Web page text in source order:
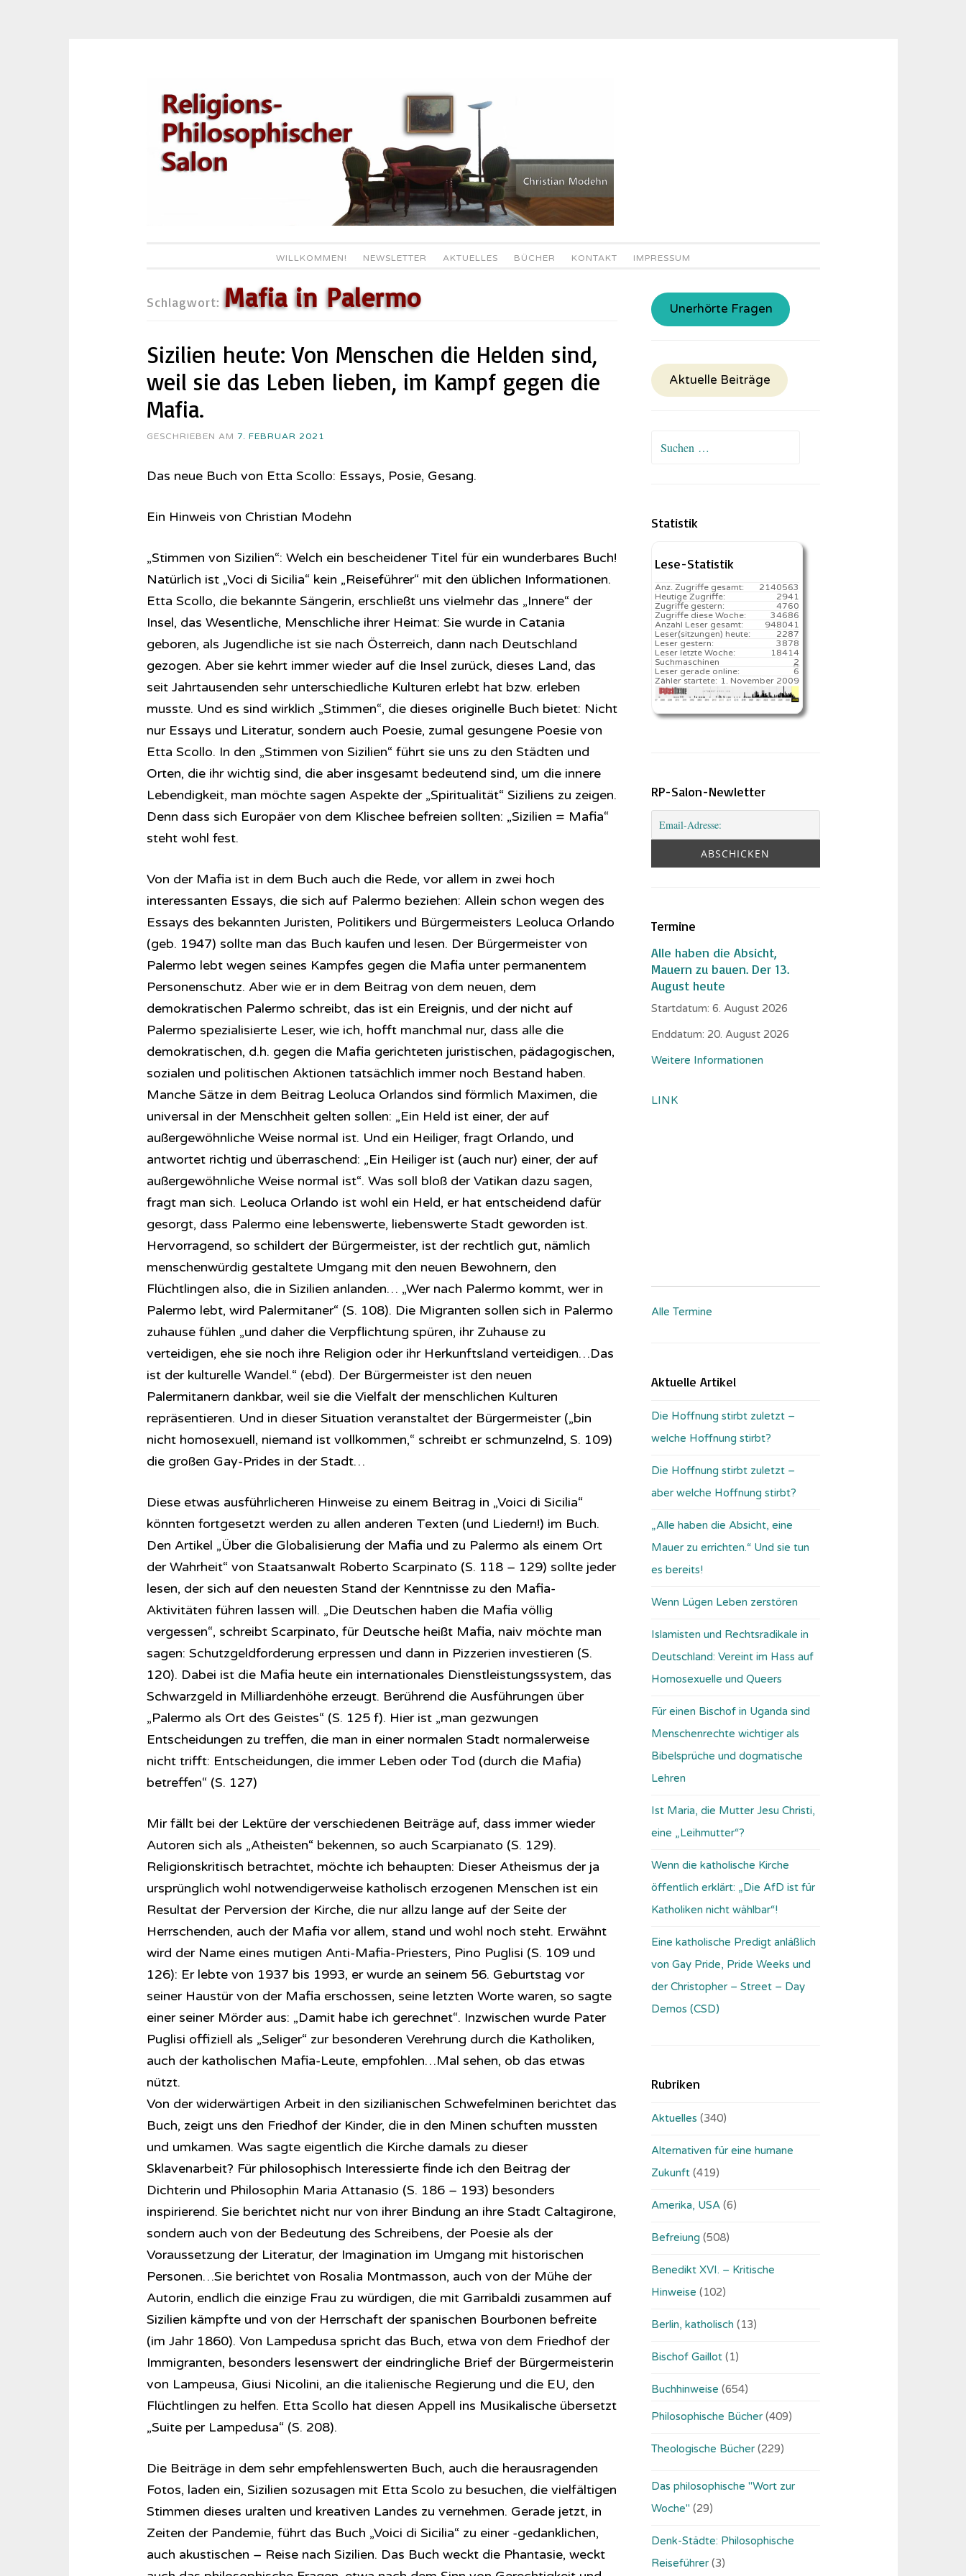
Inhalt
springen
WILLKOMMEN! NEWSLETTER AKTUELLES BÜCHER KONTAKT IMPRESSUM
Schlagwort: Mafia in Palermo
Sizilien heute: Von Menschen die Helden sind,
weil sie das Leben lieben, im Kampf gegen die
Mafia.
GESCHRIEBEN AM 7. FEBRUAR 2021
Das neue Buch von Etta Scollo: Essays, Posie, Gesang.
Ein Hinweis von Christian Modehn
„Stimmen von Sizilien“: Welch ein bescheidener Titel für ein wunderbares Buch!
Natürlich ist „Voci di Sicilia“ kein „Reiseführer“ mit den üblichen Informationen.
Etta Scollo, die bekannte Sängerin, erschließt uns vielmehr das „Innere“ der
Insel, das Wesentliche, Menschliche ihrer Heimat: Sie wurde in Catania
geboren, als Jugendliche ist sie nach Österreich, dann nach Deutschland
gezogen. Aber sie kehrt immer wieder auf die Insel zurück, dieses Land, das
seit Jahrtausenden sehr unterschiedliche Kulturen erlebt hat bzw. erleben
musste. Und es sind wirklich „Stimmen“, die dieses originelle Buch bietet: Nicht
nur Essays und Literatur, sondern auch Poesie, zumal gesungene Poesie von
Etta Scollo. In den „Stimmen von Sizilien“ führt sie uns zu den Städten und
Orten, die ihr wichtig sind, die aber insgesamt bedeutend sind, um die innere
Lebendigkeit, man möchte sagen Aspekte der „Spiritualität“ Siziliens zu zeigen.
Denn dass sich Europäer von dem Klischee befreien sollten: „Sizilien = Mafia“
steht wohl fest.
Von der Mafia ist in dem Buch auch die Rede, vor allem in zwei hoch
interessanten Essays, die sich auf Palermo beziehen: Allein schon wegen des
Essays des bekannten Juristen, Politikers und Bürgermeisters Leoluca Orlando
(geb. 1947) sollte man das Buch kaufen und lesen. Der Bürgermeister von
Palermo lebt wegen seines Kampfes gegen die Mafia unter permanentem
Personenschutz. Aber wie er in dem Beitrag von dem neuen, dem
demokratischen Palermo schreibt, das ist ein Ereignis, und der nicht auf
Palermo spezialisierte Leser, wie ich, hofft manchmal nur, dass alle die
demokratischen, d.h. gegen die Mafia gerichteten juristischen, pädagogischen,
sozialen und politischen Aktionen tatsächlich immer noch Bestand haben.
Manche Sätze in dem Beitrag Leoluca Orlandos sind förmlich Maximen, die
universal in der Menschheit gelten sollen: „Ein Held ist einer, der auf
außergewöhnliche Weise normal ist. Und ein Heiliger, fragt Orlando, und
antwortet richtig und überraschend: „Ein Heiliger ist (auch nur) einer, der auf
außergewöhnliche Weise normal ist“. Was soll bloß der Vatikan dazu sagen,
fragt man sich. Leoluca Orlando ist wohl ein Held, er hat entscheidend dafür
gesorgt, dass Palermo eine lebenswerte, liebenswerte Stadt geworden ist.
Hervorragend, so schildert der Bürgermeister, ist der rechtlich gut, nämlich
menschenwürdig gestaltete Umgang mit den neuen Bewohnern, den
Flüchtlingen also, die in Sizilien anlanden… „Wer nach Palermo kommt, wer in
Palermo lebt, wird Palermitaner“ (S. 108). Die Migranten sollen sich in Palermo
zuhause fühlen „und daher die Verpflichtung spüren, ihr Zuhause zu
verteidigen, ehe sie noch ihre Religion oder ihr Herkunftsland verteidigen…Das
ist der kulturelle Wandel.“ (ebd). Der Bürgermeister ist den neuen
Palermitanern dankbar, weil sie die Vielfalt der menschlichen Kulturen
repräsentieren. Und in dieser Situation veranstaltet der Bürgermeister („bin
nicht homosexuell, niemand ist vollkommen,“ schreibt er schmunzelnd, S. 109)
die großen Gay-Prides in der Stadt…
Diese etwas ausführlicheren Hinweise zu einem Beitrag in „Voici di Sicilia“
könnten fortgesetzt werden zu allen anderen Texten (und Liedern!) im Buch.
Den Artikel „Über die Globalisierung der Mafia und zu Palermo als einem Ort
der Wahrheit“ von Staatsanwalt Roberto Scarpinato (S. 118 – 129) sollte jeder
lesen, der sich auf den neuesten Stand der Kenntnisse zu den Mafia-
Aktivitäten führen lassen will. „Die Deutschen haben die Mafia völlig
vergessen“, schreibt Scarpinato, für Deutsche heißt Mafia, naiv möchte man
sagen: Schutzgeldforderung erpressen und dann in Pizzerien investieren (S.
120). Dabei ist die Mafia heute ein internationales Dienstleistungssystem, das
Schwarzgeld in Milliardenhöhe erzeugt. Berührend die Ausführungen über
„Palermo als Ort des Geistes“ (S. 125 f). Hier ist „man gezwungen
Entscheidungen zu treffen, die man in einer normalen Stadt normalerweise
nicht trifft: Entscheidungen, die immer Leben oder Tod (durch die Mafia)
betreffen“ (S. 127)
Mir fällt bei der Lektüre der verschiedenen Beiträge auf, dass immer wieder
Autoren sich als „Atheisten“ bekennen, so auch Scarpianato (S. 129).
Religionskritisch betrachtet, möchte ich behaupten: Dieser Atheismus der ja
ursprünglich wohl notwendigerweise katholisch erzogenen Menschen ist ein
Resultat der Perversion der Kirche, die nur allzu lange auf der Seite der
Herrschenden, auch der Mafia vor allem, stand und wohl noch steht. Erwähnt
wird der Name eines mutigen Anti-Mafia-Priesters, Pino Puglisi (S. 109 und
126): Er lebte von 1937 bis 1993, er wurde an seinem 56. Geburtstag vor
seiner Haustür von der Mafia erschossen, seine letzten Worte waren, so sagte
einer seiner Mörder aus: „Damit habe ich gerechnet“. Inzwischen wurde Pater
Puglisi offiziell als „Seliger“ zur besonderen Verehrung durch die Katholiken,
auch der katholischen Mafia-Leute, empfohlen…Mal sehen, ob das etwas
nützt.
Von der widerwärtigen Arbeit in den sizilianischen Schwefelminen berichtet das
Buch, zeigt uns den Friedhof der Kinder, die in den Minen schuften mussten
und umkamen. Was sagte eigentlich die Kirche damals zu dieser
Sklavenarbeit? Für philosophisch Interessierte finde ich den Beitrag der
Dichterin und Philosophin Maria Attanasio (S. 186 – 193) besonders
inspirierend. Sie berichtet nicht nur von ihrer Bindung an ihre Stadt Caltagirone,
sondern auch von der Bedeutung des Schreibens, der Poesie als der
Voraussetzung der Literatur, der Imagination im Umgang mit historischen
Personen…Sie berichtet von Rosalia Montmasson, auch von der Mühe der
Autorin, endlich die einzige Frau zu würdigen, die mit Garribaldi zusammen auf
Sizilien kämpfte und von der Herrschaft der spanischen Bourbonen befreite
(im Jahr 1860). Von Lampedusa spricht das Buch, etwa von dem Friedhof der
Immigranten, besonders lesenswert der eindringliche Brief der Bürgermeisterin
von Lampeusa, Giusi Nicolini, an die italienische Regierung und die EU, den
Flüchtlingen zu helfen. Etta Scollo hat diesen Appell ins Musikalische übersetzt
„Suite per Lampedusa“ (S. 208).
Die Beiträge in dem sehr empfehlenswerten Buch, auch die herausragenden
Fotos, laden ein, Sizilien sozusagen mit Etta Scolo zu besuchen, die vielfältigen
Stimmen dieses uralten und kreativen Landes zu vernehmen. Gerade jetzt, in
Zeiten der Pandemie, führt das Buch „Voici di Sicilia“ zu einer -gedanklichen,
auch akustischen – Reise nach Sizilien. Das Buch weckt die Phantasie, weckt
Unerhörte Fragen
Aktuelle Beiträge
Suchen
Statistik
Lese-Statistik
2140563
Anz. Zugriffe gesamt:
2941
Heutige Zugriffe:
4760
Zugriffe gestern:
34686
Zugriffe diese Woche:
948041
Anzahl Leser gesamt:
2287️
Leser(sitzungen) heute:
3878
Leser gestern:
18414️
Leser letzte Woche:
2
Suchmaschinen
6
Leser gerade online:
1. November 2009
Zähler startete:
RP-Salon-Newletter
Termine
Alle haben die Absicht,
Mauern zu bauen. Der 13.
August heute
Startdatum:6. August 2026
Enddatum: 20. August 2026
Weitere Informationen
LINK
Alle Termine
Aktuelle Artikel
Die Hoffnung stirbt zuletzt –
welche Hoffnung stirbt?
Die Hoffnung stirbt zuletzt –
aber welche Hoffnung stirbt?
„Alle haben die Absicht, eine
Mauer zu errichten.“ Und sie tun
es bereits!
Wenn Lügen Leben zerstören
Islamisten und Rechtsradikale in
Deutschland: Vereint im Hass auf
Homosexuelle und Queers
Für einen Bischof in Uganda sind
Menschenrechte wichtiger als
Bibelsprüche und dogmatische
Lehren
Ist Maria, die Mutter Jesu Christi,
eine „Leihmutter“?
Wenn die katholische Kirche
öffentlich erklärt: „Die AfD ist für
Katholiken nicht wählbar“!
Eine katholische Predigt anläßlich
von Gay Pride, Pride Weeks und
der Christopher – Street – Day
Demos (CSD)
Rubriken
Aktuelles (340)
Alternativen für eine humane
Zukunft (419)
Amerika, USA (6)
Befreiung (508)
Benedikt XVI. – Kritische
Hinweise (102)
Berlin, katholisch (13)
Bischof Gaillot (1)
Buchhinweise (654)
Philosophische Bücher (409)
Theologische Bücher (229)
Das philosophische "Wort zur
Woche" (29)
Denk-Städte: Philosophische
Reiseführer (3)